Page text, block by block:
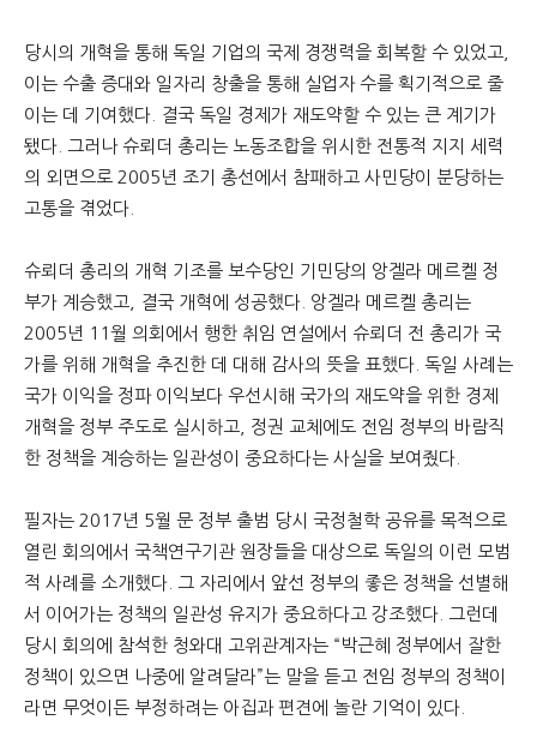
당시의 개혁을 통해 독일 기업의 국제 경쟁력을 회복할 수 있었고,
이는 수출 증대와 일자리 창출을 통해 실업자 수를 획기적으로 줄
이는 데 기여했다. 결국 독일 경제가 재도약할 수 있는 큰 계기가
됐다. 그러나 슈뢰더 총리는 노동조합을 위시한 전통적 지지 세력
의 외면으로 2005년 조기 총선에서 참패하고 사민당이 분당하는
고통을 겪었다.
슈뢰더 총리의 개혁 기조를 보수당인 기민당의 앙겔라 메르켈 정
부가 계승했고, 결국 개혁에 성공했다. 앙겔라 메르켈 총리는
2005년 11월 의회에서 행한 취임 연설에서 슈뢰더 전 총리가 국
가를 위해 개혁을 추진한 데 대해 감사의 뜻을 표했다. 독일 사례는
국가 이익을 정파 이익보다 우선시해 국가의 재도약을 위한 경제
개혁을 정부 주도로 실시하고, 정권 교체에도 전임 정부의 바람직
한 정책을 계승하는 일관성이 중요하다는 사실을 보여줬다.
필자는 2017년 5월 문 정부 출범 당시 국정철학 공유를 목적으로
열린 회의에서 국책연구기관 원장들을 대상으로 독일의 이런 모범
적 사례를 소개했다. 그 자리에서 앞선 정부의 좋은 정책을 선별해
서 이어가는 정책의 일관성 유지가 중요하다고 강조했다. 그런데
당시 회의에 참석한 청와대 고위관계자는 “박근혜 정부에서 잘한
정책이 있으면 나중에 알려달라”는 말을 듣고 전임 정부의 정책이
라면 무엇이든 부정하려는 아집과 편견에 놀란 기억이 있다.